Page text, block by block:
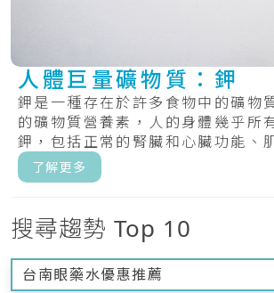
人體巨量礦物質：鉀
鉀是一種存在於許多食物中的礦物
的礦物質營養素，人的身體幾乎所
鉀，包括正常的腎臟和心臟功能、
傳遞...
了解更多
搜尋趨勢 Top 10
台南眼藥水優惠推薦